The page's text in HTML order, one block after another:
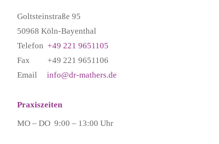
Goltsteinstraße 95
50968 Köln-Bayenthal
Telefon +49 221 9651105
Fax +49 221 9651106
Email info@dr-mathers.de
Praxiszeiten
MO – DO 9:00 – 13:00 Uhr